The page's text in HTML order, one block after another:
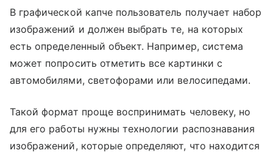
В графической капче пользователь получает набор
изображений и должен выбрать те, на которых
есть определенный объект. Например, система
может попросить отметить все картинки с
автомобилями, светофорами или велосипедами.
Такой формат проще воспринимать человеку, но
для его работы нужны технологии распознавания
изображений, которые определяют, что находится